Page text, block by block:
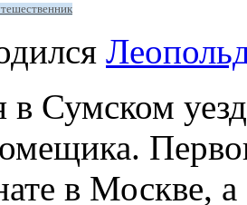
в Сумском
в Москве, а